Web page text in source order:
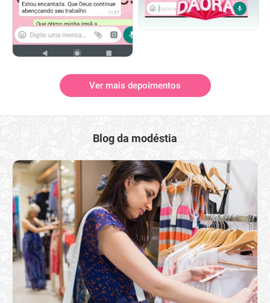
Ver mais depoimentos
Blog da modéstia